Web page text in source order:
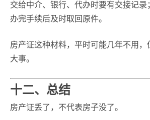
交给中介、银行、代办时要有交接记录
办完手续后及时取回原件。
房产证这种材料，平时可能几年不用，
大事。
十二、总结
房产证丢了，不代表房子没了。